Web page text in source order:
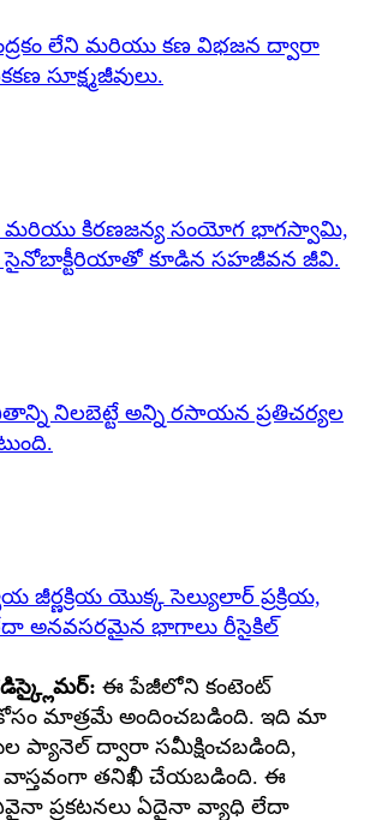
లేని మరియు కణ విభజన ద్వారా
సూక్ష్మజీవులు.
మరియు కిరణజన్య సంయోగ భాగస్వామి,
సైనోబాక్టీరియాతో కూడిన సహజీవన జీవి.
నిలబెట్టే అన్ని రసాయన ప్రతిచర్యల
యొక్క సెల్యులార్ ప్రక్రియ,
అనవసరమైన భాగాలు రీసైకిల్
ఈ పేజీలోని కంటెంట్
మాత్రమే అందించబడింది. ఇది మా
ప్యానెల్ ద్వారా సమీక్షించబడింది,
వాస్తవంగా తనిఖీ చేయబడింది. ఈ
ప్రకటనలు ఏదైనా వ్యాధి లేదా